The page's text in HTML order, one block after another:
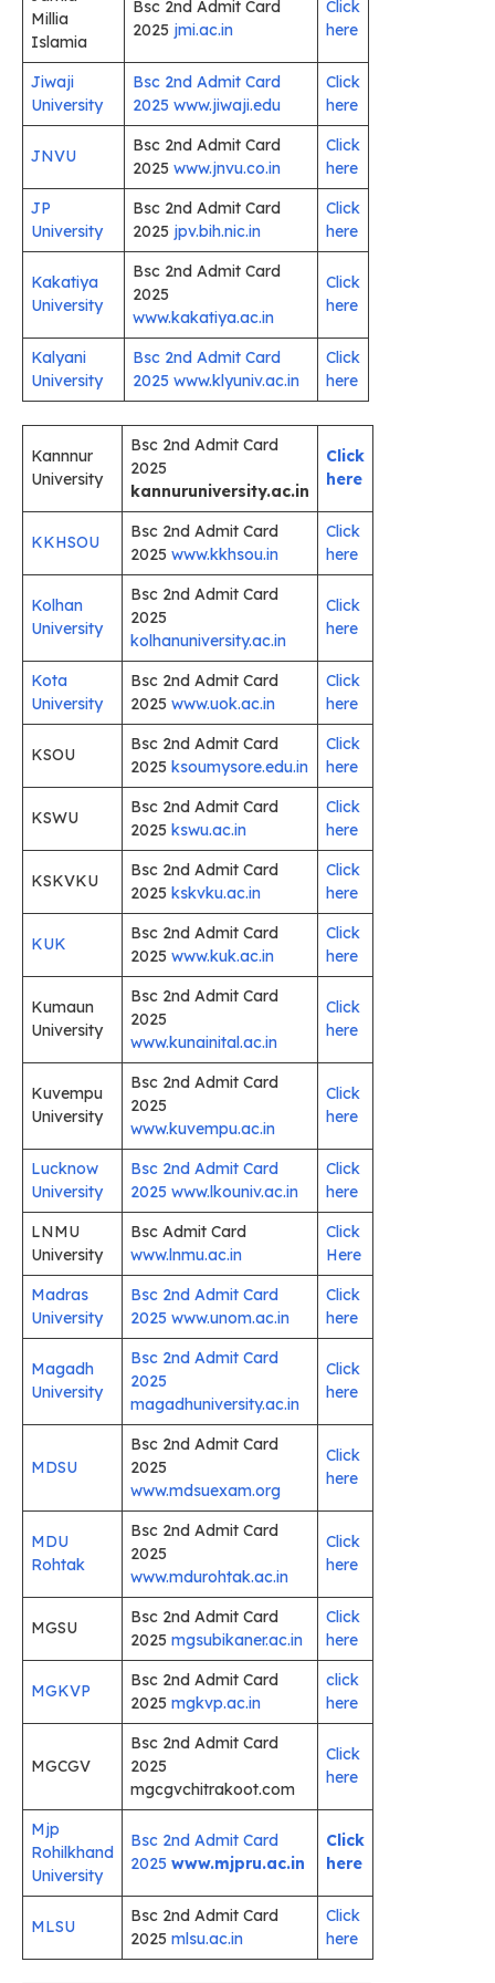
Millia
Islamia
Bsc 2nd Admit Card
2025 jmi.ac.in
Click
here
Jiwaji
University
Bsc 2nd Admit Card
2025 www.jiwaji.edu
Click
here
JNVU
Bsc 2nd Admit Card
2025 www.jnvu.co.in
Click
here
JP
University
Bsc 2nd Admit Card
2025 jpv.bih.nic.in
Click
here
Kakatiya
University
Bsc 2nd Admit Card
2025
www.kakatiya.ac.in
Click
here
Kalyani
University
Bsc 2nd Admit Card
2025 www.klyuniv.ac.in
Click
here
Kannnur
University
Bsc 2nd Admit Card
2025
kannuruniversity.ac.in
Click
here
KKHSOU
Bsc 2nd Admit Card
2025 www.kkhsou.in
Click
here
Kolhan
University
Bsc 2nd Admit Card
2025
kolhanuniversity.ac.in
Click
here
Kota
University
Bsc 2nd Admit Card
2025 www.uok.ac.in
Click
here
KSOU
Bsc 2nd Admit Card
2025 ksoumysore.edu.in
Click
here
KSWU
Bsc 2nd Admit Card
2025 kswu.ac.in
Click
here
KSKVKU
Bsc 2nd Admit Card
2025 kskvku.ac.in
Click
here
KUK
Bsc 2nd Admit Card
2025 www.kuk.ac.in
Click
here
Kumaun
University
Bsc 2nd Admit Card
2025
www.kunainital.ac.in
Click
here
Kuvempu
University
Bsc 2nd Admit Card
2025
www.kuvempu.ac.in
Click
here
Lucknow
University
Bsc 2nd Admit Card
2025 www.lkouniv.ac.in
Click
here
LNMU
University
Bsc Admit Card
www.lnmu.ac.in
Click
Here
Madras
University
Bsc 2nd Admit Card
2025 www.unom.ac.in
Click
here
Magadh
University
Bsc 2nd Admit Card
2025
magadhuniversity.ac.in
Click
here
MDSU
Bsc 2nd Admit Card
2025
www.mdsuexam.org
Click
here
MDU
Rohtak
Bsc 2nd Admit Card
2025
www.mdurohtak.ac.in
Click
here
MGSU
Bsc 2nd Admit Card
2025 mgsubikaner.ac.in
Click
here
MGKVP
Bsc 2nd Admit Card
2025 mgkvp.ac.in
click
here
MGCGV
Bsc 2nd Admit Card
2025
mgcgvchitrakoot.com
Click
here
Mjp
Rohilkhand
University
Bsc 2nd Admit Card
2025 www.mjpru.ac.in
Click
here
MLSU
Bsc 2nd Admit Card
2025 mlsu.ac.in
Click
here